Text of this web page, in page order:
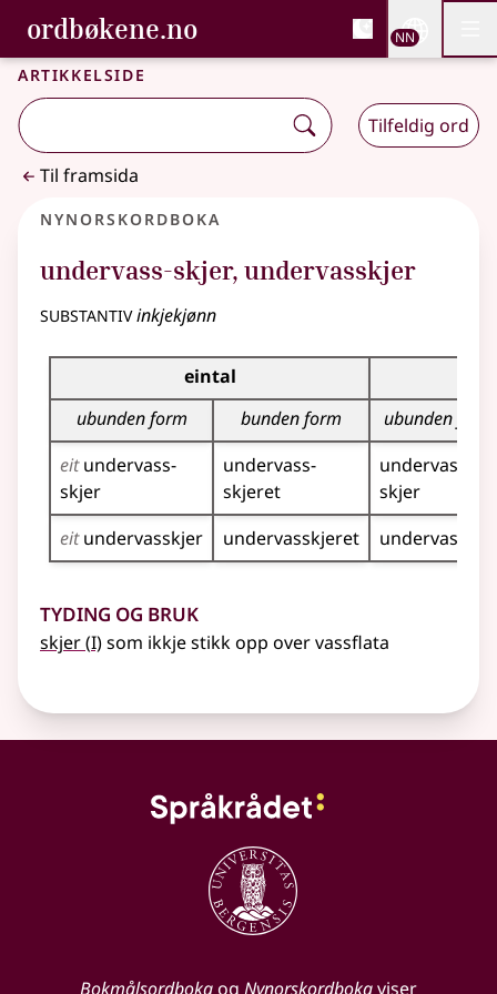
Gå til hovudinnhald
Tilgjenge
ordbøkene.no, Bokmålsordboka og
Bokmålsordboka og Nynorskordboka
NN
Artikkelside
Tilfeldig ord
Til framsida
Nynorskordboka
undervass-skjer, undervasskjer
substantivinkjekjønn
Bøyningstabell for dette substantivet
eintal
ubunden form
bunden form
ubunden form
eitundervass­-
skjer
undervass­-
skjeret
undervass­-
skjer
eitundervasskjer undervasskjeret
Tyding og bruk
skjer(1
I)som ikkje stikk opp over vassflata
Bokmålsordbokaog Nynorskordbokaviser